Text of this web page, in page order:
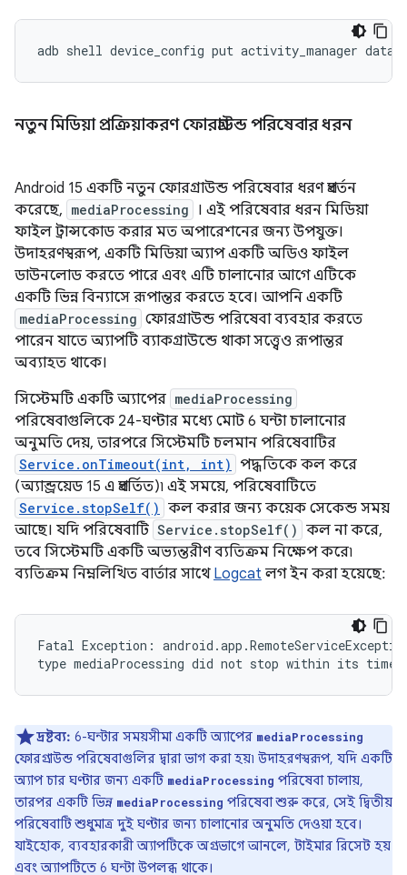
adb shell device_config put activity_manager
নতুন মিডিয়া প্রক্রিয়াকরণ ফোরগ্রাউন্ড পরিষেবার ধরন
Android 15 একটি নতুন ফোরগ্রাউন্ড পরিষেবার ধরণ প্রবর্তন
করেছে, mediaProcessing
। এই পরিষেবার ধরন মিডিয়া
ফাইল ট্রান্সকোড করার মত অপারেশনের জন্য উপযুক্ত।
উদাহরণস্বরূপ, একটি মিডিয়া অ্যাপ একটি অডিও ফাইল
ডাউনলোড করতে পারে এবং এটি চালানোর আগে এটিকে
একটি ভিন্ন বিন্যাসে রূপান্তর করতে হবে। আপনি একটি
mediaProcessing ফোরগ্রাউন্ড পরিষেবা ব্যবহার করতে
পারেন যাতে অ্যাপটি ব্যাকগ্রাউন্ডে থাকা সত্ত্বেও রূপান্তর
অব্যাহত থাকে।
সিস্টেমটি একটি অ্যাপের mediaProcessing
পরিষেবাগুলিকে 24-ঘণ্টার মধ্যে মোট 6 ঘন্টা চালানোর
অনুমতি দেয়, তারপরে সিস্টেমটি চলমান পরিষেবাটির
Service.onTimeout(int, int) পদ্ধতিকে কল করে
(অ্যান্ড্রয়েড 15 এ প্রবর্তিত)৷ এই সময়ে, পরিষেবাটিতে
Service.stopSelf() কল করার জন্য কয়েক সেকেন্ড সময়
আছে। যদি পরিষেবাটি Service.stopSelf() কল না করে,
তবে সিস্টেমটি একটি অভ্যন্তরীণ ব্যতিক্রম নিক্ষেপ করে৷
ব্যতিক্রম নিম্নলিখিত বার্তার সাথে Logcat লগ ইন করা হয়েছে:
Fatal Exception:
দ্রষ্টব্য: 6-ঘন্টার সময়সীমা একটি অ্যাপের mediaProcessing
ফোরগ্রাউন্ড পরিষেবাগুলির দ্বারা ভাগ করা হয়৷ উদাহরণস্বরূপ, যদি একটি
অ্যাপ চার ঘণ্টার জন্য একটি mediaProcessing পরিষেবা চালায়,
তারপর একটি ভিন্ন mediaProcessing পরিষেবা শুরু করে, সেই দ্বিতীয়
পরিষেবাটি শুধুমাত্র দুই ঘণ্টার জন্য চালানোর অনুমতি দেওয়া হবে।
যাইহোক, ব্যবহারকারী অ্যাপটিকে অগ্রভাগে আনলে, টাইমার রিসেট হয়
এবং অ্যাপটিতে 6 ঘন্টা উপলব্ধ থাকে।